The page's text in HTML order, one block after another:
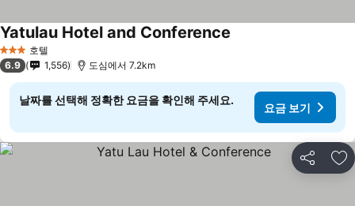
3 성급 호텔
Yatulau Hotel and Conference
6.9 1,556 도심에서 7.2km
날짜를 선택해 정확한 요금을 확인해 주세요.
요금 보기
공유 즐